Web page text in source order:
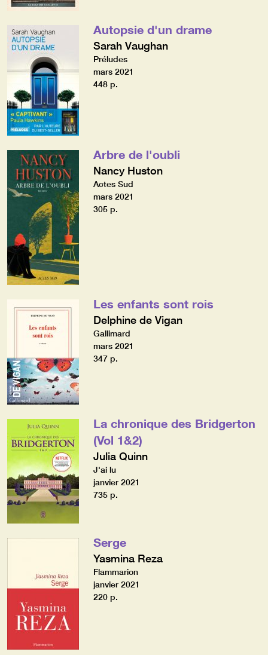
Autopsie d'un drame
Sarah Vaughan
Préludes
mars 2021
448 p.
Arbre de l'oubli
Nancy Huston
Actes Sud
mars 2021
305 p.
Les enfants sont rois
Delphine de Vigan
Gallimard
mars 2021
347 p.
La chronique des Bridgerton
(Vol 1&2)
Julia Quinn
J'ai lu
janvier 2021
735 p.
Serge
Yasmina Reza
Flammarion
janvier 2021
220 p.